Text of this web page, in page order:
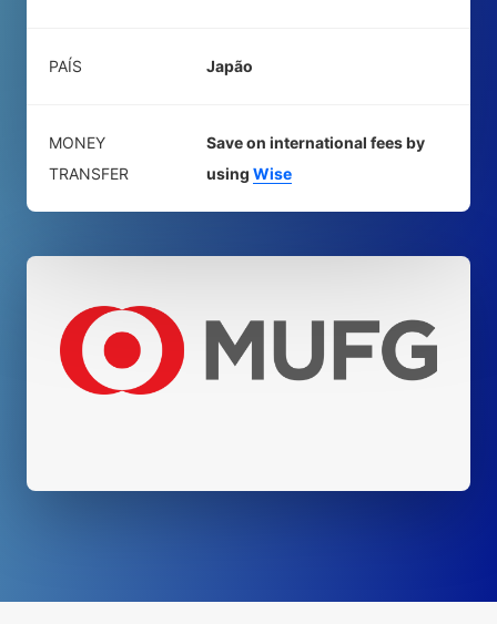
PAÍS Japão
MONEY
TRANSFER
Save on international fees by
using Wise